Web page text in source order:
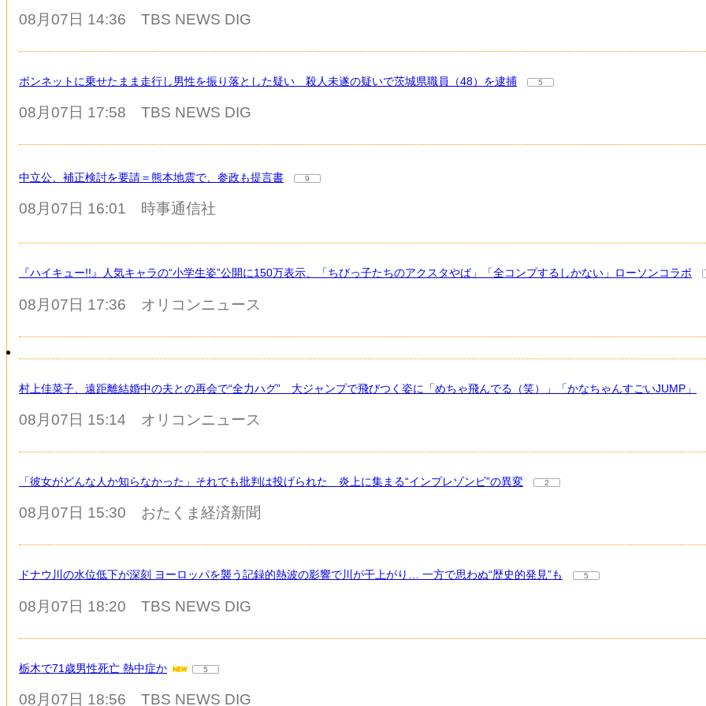
08月07日 14:36 TBS NEWS DIG
ボンネットに乗せたまま走行し男性を振り落とした疑い 殺人未遂の疑いで茨城県職員（48）を逮捕 5
08月07日 17:58 TBS NEWS DIG
中立公、補正検討を要請＝熊本地震で、参政も提言書 9
08月07日 16:01 時事通信社
『ハイキュー!!』人気キャラの“小学生姿”公開に150万表示、「ちびっ子たちのアクスタやば」「全コンプするしかない」ローソンコラボ
08月07日 17:36 オリコンニュース
村上佳菜子、遠距離結婚中の夫との再会で“全力ハグ” 大ジャンプで飛びつく姿に「めちゃ飛んでる（笑）」「かなちゃんすごいJUMP」
08月07日 15:14 オリコンニュース
「彼女がどんな人か知らなかった」それでも批判は投げられた 炎上に集まる“インプレゾンビ”の異変 2
08月07日 15:30 おたくま経済新聞
ドナウ川の水位低下が深刻 ヨーロッパを襲う記録的熱波の影響で川が干上がり… 一方で思わぬ“歴史的発見”も 5
08月07日 18:20 TBS NEWS DIG
栃木で71歳男性死亡 熱中症か 5
08月07日 18:56 TBS NEWS DIG